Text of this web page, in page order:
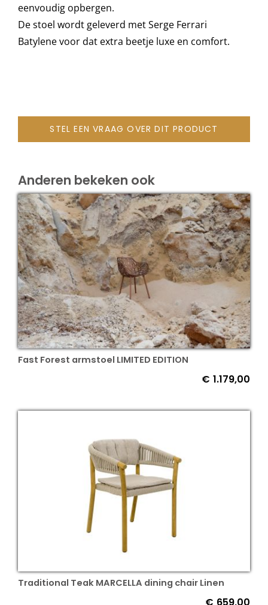
Onderhoud
Accessoires en Kado
eenvoudig opbergen.
De stoel wordt geleverd met Serge Ferrari
Batylene voor dat extra beetje luxe en comfort.
STEL EEN VRAAG OVER DIT PRODUCT
Anderen bekeken ook
Fast Forest armstoel LIMITED EDITION
€ 1.179,00
Traditional Teak MARCELLA dining chair Linen